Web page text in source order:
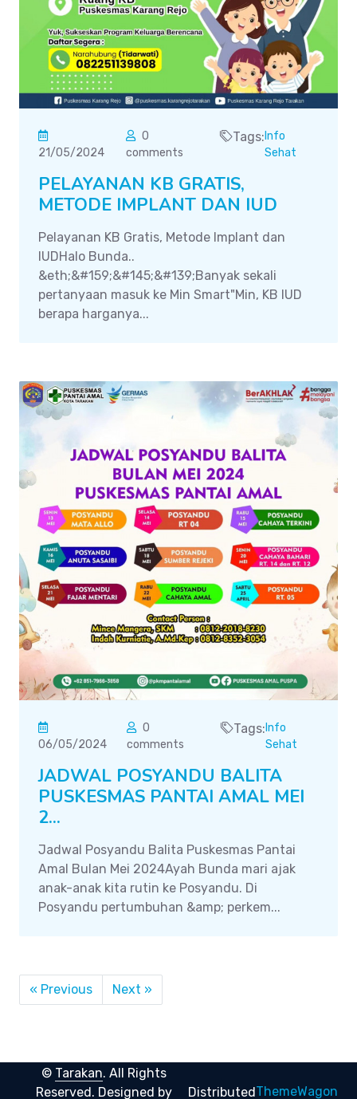
21/05/2024
0
comments
Tags: Info
Sehat
PELAYANAN KB GRATIS,
METODE IMPLANT DAN IUD
Pelayanan KB Gratis, Metode Implant dan
IUDHalo Bunda..
&eth;&#159;&#145;&#139;Banyak sekali
pertanyaan masuk ke Min Smart"Min, KB IUD
berapa harganya...
06/05/2024
0
comments
Tags: Info
Sehat
JADWAL POSYANDU BALITA
PUSKESMAS PANTAI AMAL MEI
2...
Jadwal Posyandu Balita Puskesmas Pantai
Amal Bulan Mei 2024Ayah Bunda mari ajak
anak-anak kita rutin ke Posyandu. Di
Posyandu pertumbuhan &amp; perkem...
« Previous Next »
© Tarakan. All Rights
Reserved. Designed by DistributedThemeWagon